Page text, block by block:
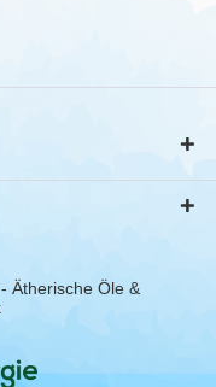
Ätherische Öle &